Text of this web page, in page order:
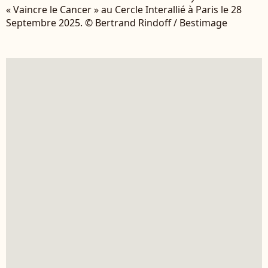
« Vaincre le Cancer » au Cercle Interallié à Paris le 28
Septembre 2025. © Bertrand Rindoff / Bestimage